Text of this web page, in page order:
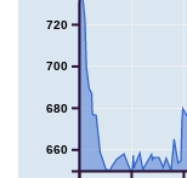
660
680
700
720